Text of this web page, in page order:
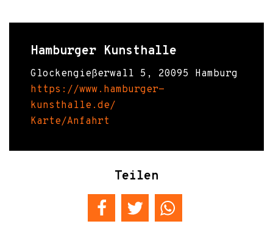
Teilen
Hamburger Kunsthalle
Glockengießerwall 5, 20095 Hamburg
https://www.hamburger-
kunsthalle.de/
Karte/Anfahrt